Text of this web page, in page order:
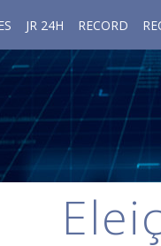
JR 24H RECORD